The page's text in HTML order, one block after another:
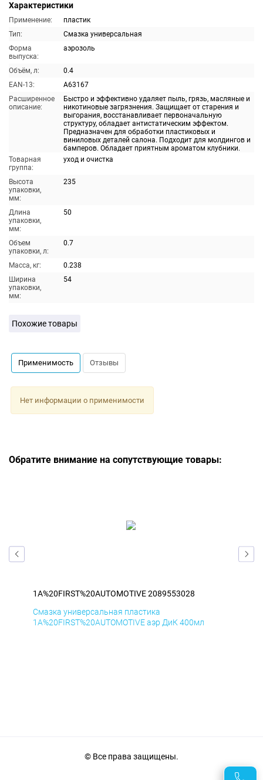
Характеристики
Применение:
пластик
Тип:
Смазка универсальная
Форма
выпуска:
аэрозоль
Объём, л:
0.4
EAN-13:
A63167
Расширенное
описание:
Быстро и эффективно удаляет пыль, грязь, масляные и
никотиновые загрязнения. Защищает от старения и
выгорания, восстанавливает первоначальную
структуру, обладает антистатическим эффектом.
Предназначен для обработки пластиковых и
виниловых деталей салона. Подходит для молдингов и
бамперов. Обладает приятным ароматом клубники.
Товарная
группа:
уход и очистка
Высота
упаковки,
мм:
235
Длина
упаковки,
мм:
50
Объем
упаковки, л:
0.7
Масса, кг:
0.238
Ширина
упаковки,
мм:
54
Похожие товары
Применимость Отзывы
Нет информации о применимости
Обратите внимание на сопутствующие товары:
1A%20FIRST%20AUTOMOTIVE 2089553028
Смазка универсальная пластика
1A%20FIRST%20AUTOMOTIVE аэр ДиК 400мл
© Все права защищены.